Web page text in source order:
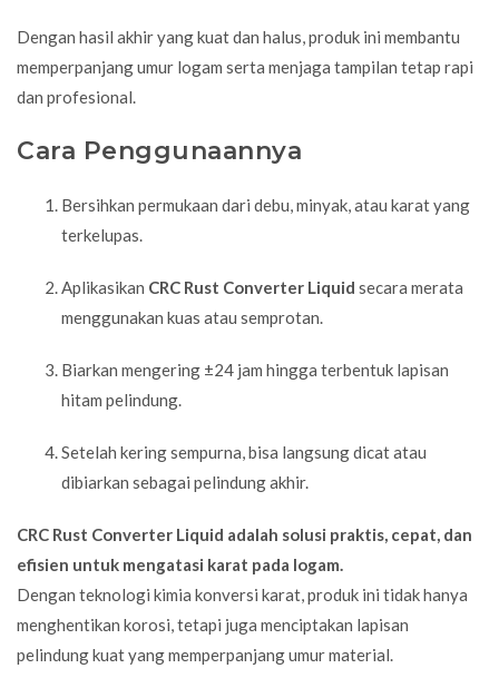
Dengan hasil akhir yang kuat dan halus, produk ini membantu
memperpanjang umur logam serta menjaga tampilan tetap rapi
dan profesional.
Cara Penggunaannya
Bersihkan permukaan dari debu, minyak, atau karat yang
terkelupas.
Aplikasikan CRC Rust Converter Liquid secara merata
menggunakan kuas atau semprotan.
Biarkan mengering ±24 jam hingga terbentuk lapisan
hitam pelindung.
Setelah kering sempurna, bisa langsung dicat atau
dibiarkan sebagai pelindung akhir.
CRC Rust Converter Liquid adalah solusi praktis, cepat, dan
efisien untuk mengatasi karat pada logam.
Dengan teknologi kimia konversi karat, produk ini tidak hanya
menghentikan korosi, tetapi juga menciptakan lapisan
pelindung kuat yang memperpanjang umur material.